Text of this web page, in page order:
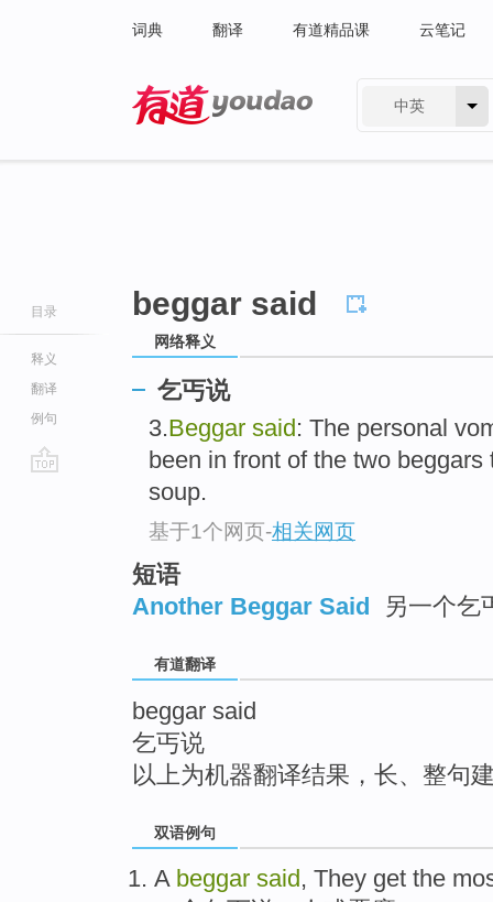
词典 翻译 有道精品课 云笔记
中英
目录
释义
翻译
例句
beggar said
网络释义
乞丐说
3.Beggar said : The personal
been in front of the two
soup.
基于1个网页-相关网页
短语
Another Beggar Said
另一个乞
有道翻译
beggar said
乞丐说
以上为机器翻译结果，长、整句
双语例句
A beggar said , They get the